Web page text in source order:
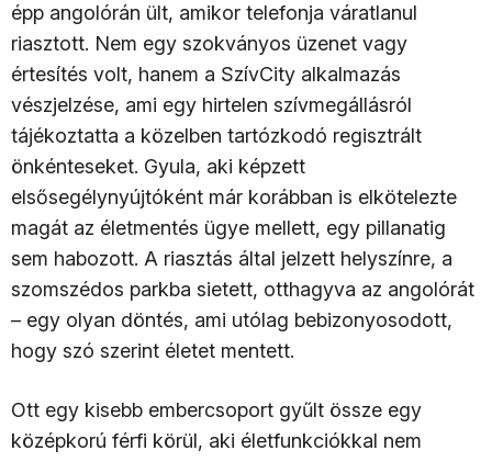
épp angolórán ült, amikor telefonja váratlanul
riasztott. Nem egy szokványos üzenet vagy
értesítés volt, hanem a SzívCity alkalmazás
vészjelzése, ami egy hirtelen szívmegállásról
tájékoztatta a közelben tartózkodó regisztrált
önkénteseket. Gyula, aki képzett
elsősegélynyújtóként már korábban is elkötelezte
magát az életmentés ügye mellett, egy pillanatig
sem habozott. A riasztás által jelzett helyszínre, a
szomszédos parkba sietett, otthagyva az angolórát
– egy olyan döntés, ami utólag bebizonyosodott,
hogy szó szerint életet mentett.
Ott egy kisebb embercsoport gyűlt össze egy
középkorú férfi körül, aki életfunkciókkal nem